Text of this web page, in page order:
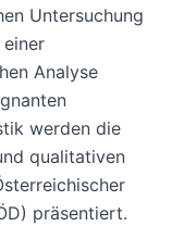
Untersuchung
Analyse
werden die
qualitativen
präsentiert.